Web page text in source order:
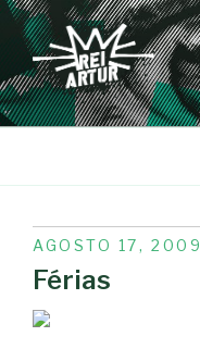
Saltar
para
conteúdo
REI-ARTUR
PUBLICADO
EM
AGOSTO 17, 2009
Férias